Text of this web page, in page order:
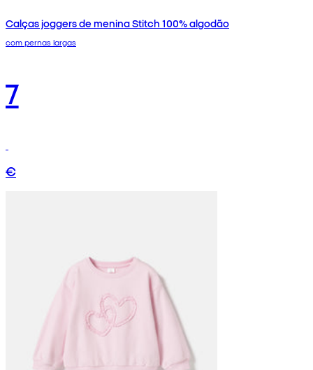
Calças joggers de menina Stitch 100% algodão
com pernas largas
7
€